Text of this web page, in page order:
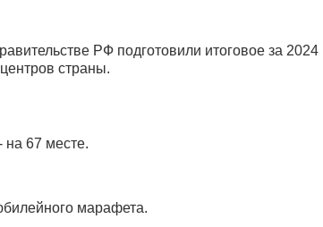
РФ подготовили итоговое за 2024
страны.
67 месте.
марафета.